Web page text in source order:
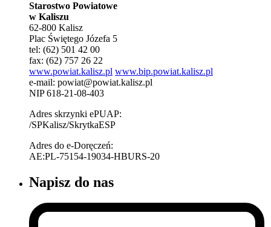
Starostwo Powiatowe
w Kaliszu
62-800 Kalisz
Plac Świętego Józefa 5
tel: (62) 501 42 00
fax: (62) 757 26 22
www.powiat.kalisz.pl www.bip.powiat.kalisz.pl
e-mail: powiat@powiat.kalisz.pl
NIP 618-21-08-403
Adres skrzynki ePUAP:
/SPKalisz/SkrytkaESP
Adres do e-Doręczeń:
AE:PL-75154-19034-HBURS-20
Napisz do nas